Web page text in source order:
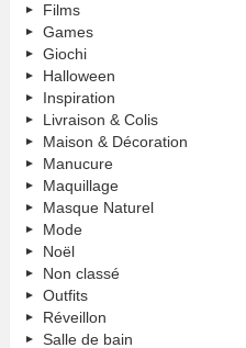
Films
Games
Giochi
Halloween
Inspiration
Livraison & Colis
Maison & Décoration
Manucure
Maquillage
Masque Naturel
Mode
Noël
Non classé
Outfits
Réveillon
Salle de bain